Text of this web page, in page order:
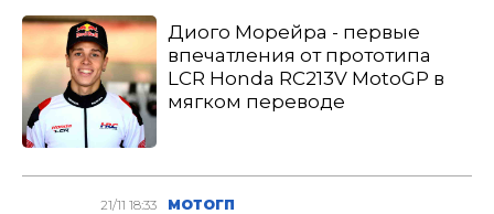
Диого Морейра - первые
впечатления от прототипа
LCR Honda RC213V MotoGP в
мягком переводе
21/11 18:33 МОТОГП